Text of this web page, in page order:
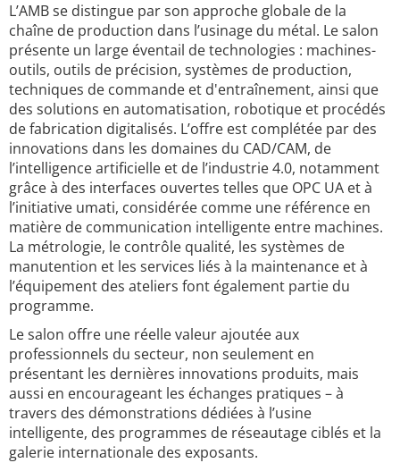
L’AMB se distingue par son approche globale de la
chaîne de production dans l’usinage du métal. Le salon
présente un large éventail de technologies : machines-
outils, outils de précision, systèmes de production,
techniques de commande et d'entraînement, ainsi que
des solutions en automatisation, robotique et procédés
de fabrication digitalisés. L’offre est complétée par des
innovations dans les domaines du CAD/CAM, de
l’intelligence artificielle et de l’industrie 4.0, notamment
grâce à des interfaces ouvertes telles que OPC UA et à
l’initiative umati, considérée comme une référence en
matière de communication intelligente entre machines.
La métrologie, le contrôle qualité, les systèmes de
manutention et les services liés à la maintenance et à
l’équipement des ateliers font également partie du
programme.
Le salon offre une réelle valeur ajoutée aux
professionnels du secteur, non seulement en
présentant les dernières innovations produits, mais
aussi en encourageant les échanges pratiques – à
travers des démonstrations dédiées à l’usine
intelligente, des programmes de réseautage ciblés et la
galerie internationale des exposants.